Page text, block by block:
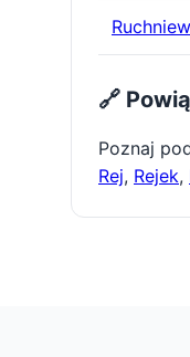
🔗
Poznaj
Rej, Rejek,